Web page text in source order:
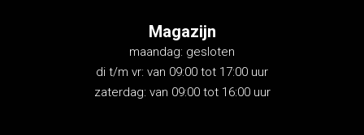
Magazijn
maandag: gesloten
di t/m vr: van 09:00 tot 17:00 uur
zaterdag: van 09:00 tot 16:00 uur